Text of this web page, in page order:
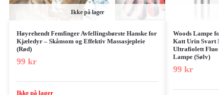
Ikke på lager
Høyrehendt Femfinger Avfellingsbørste Hanske for
Kjæledyr – Skånsom og Effektiv Massasjepleie
(Rød)
99 kr
Ikke på lager
Woods Lampe
Katt Urin Svart
Ultrafiolett
Lampe (Sølv)
99 kr